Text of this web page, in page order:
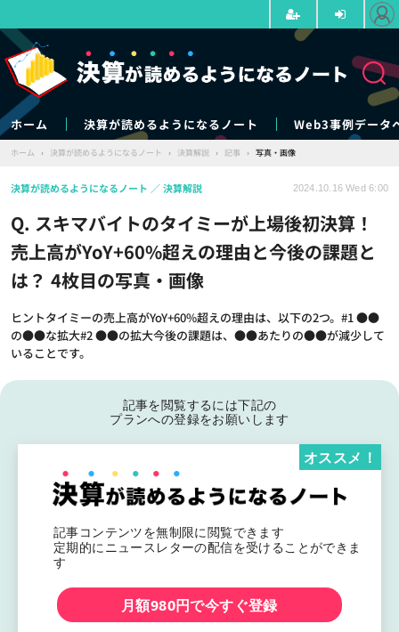
ホーム 決算が読めるようになるノート Web3事例データ
ホーム › 決算が読めるようになるノート › 決算解説 › 記事 › 写真・画像
Q. スキマバイトのタイミーが上場後初決算！
売上高がYoY+60%超えの理由と今後の課題と
は？ 4枚目の写真・画像
ヒントタイミーの売上高がYoY+60%超えの理由は、以下の2つ。#1 ●●
の●●な拡大#2 ●●の拡大今後の課題は、●●あたりの●●が減少して
いることです。
決算が読めるようになるノート 決算解説 2024.10.16 Wed 6:00
記事を閲覧するには下記の
プランへの登録をお願いします
記事コンテンツを無制限に閲覧できます
定期的にニュースレターの配信を受けることができま
す
オススメ！
月額980円で今すぐ登録